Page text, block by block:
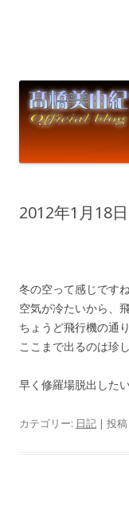
2012年1月18日
冬の空って感じですね
空気が冷たいから、
ちょうど飛行機の通
ここまで出るのは珍
早く修羅場脱出した
カテゴリー: 日記 | 投稿